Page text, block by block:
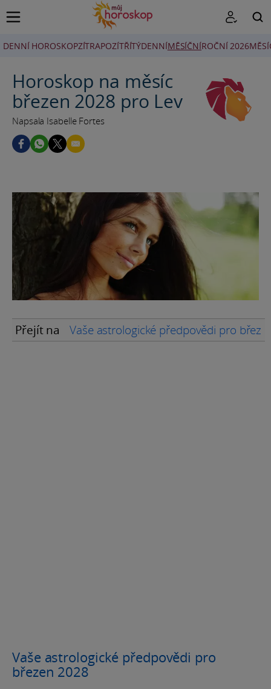
DENNÍ HOROSKOPZÍTRAPOZÍTŘÍTÝDENNÍMĚSÍČNÍROČNÍ 2026
Horoskop na měsíc
březen 2028 pro Lev
Napsala Isabelle Fortes
Přejít na Vaše astrologické předpovědi pro
Vaše astrologické předpovědi pro
březen 2028